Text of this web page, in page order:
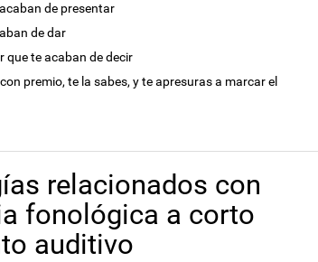
de presentar
de dar
que te acaban de decir
premio, te la sabes, y te apresuras a marcar el
relacionados con
fonológica a corto
auditivo